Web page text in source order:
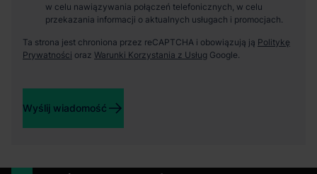
w celu nawiązywania połączeń telefonicznych, w celu
przekazania informacji o aktualnych usługach i promocjach.
Ta strona jest chroniona przez reCAPTCHA i obowiązują ją Politykę
Prywatności oraz Warunki Korzystania z Usług Google.
Wyślij wiadomość